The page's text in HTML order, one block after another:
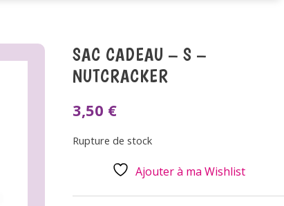
SAC CADEAU – S –
NUTCRACKER
3,50 €
Rupture de stock
Ajouter à ma Wishlist